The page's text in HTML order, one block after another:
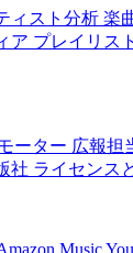
ィスト分析 楽
ア プレイリスト
ーター 広報担
社 ライセンス
Music